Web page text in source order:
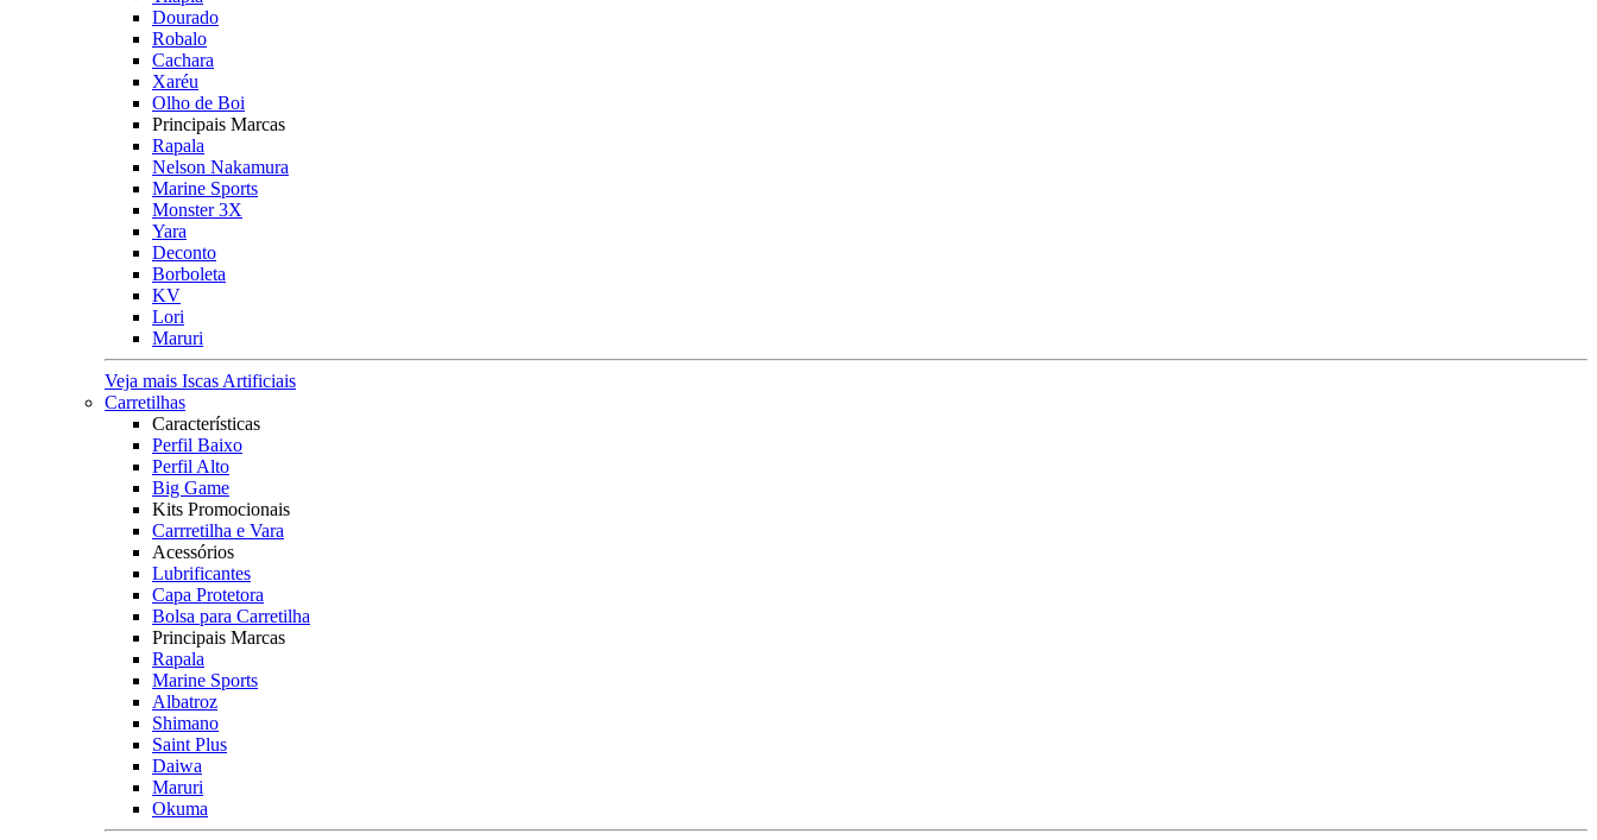
Dourado
Robalo
Cachara
Xaréu
Olho de Boi
Principais Marcas
Rapala
Nelson Nakamura
Marine Sports
Monster 3X
Yara
Deconto
Borboleta
KV
Lori
Maruri
Veja mais Iscas Artificiais
Carretilhas
Características
Perfil Baixo
Perfil Alto
Big Game
Kits Promocionais
Carrretilha e Vara
Acessórios
Lubrificantes
Capa Protetora
Bolsa para Carretilha
Principais Marcas
Rapala
Marine Sports
Albatroz
Shimano
Saint Plus
Daiwa
Maruri
Okuma